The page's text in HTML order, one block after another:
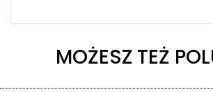
MOŻESZ TEŻ